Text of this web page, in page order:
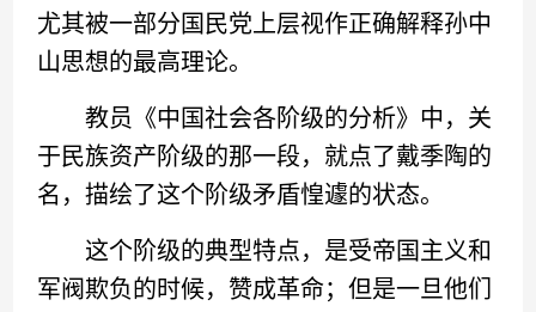
尤其被一部分国民党上层视作正确解释孙中
山思想的最高理论。
教员《中国社会各阶级的分析》中，关
于民族资产阶级的那一段，就点了戴季陶的
名，描绘了这个阶级矛盾惶遽的状态。
这个阶级的典型特点，是受帝国主义和
军阀欺负的时候，赞成革命；但是一旦他们